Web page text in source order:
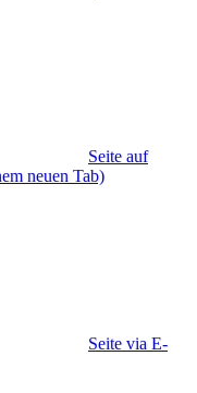
Seite auf
neuen Tab)
Seite via E-